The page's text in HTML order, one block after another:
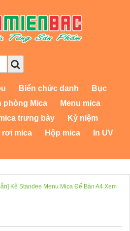
Biển chức danh
Bục
phòng Mica
Menu mica
trưng bày
Kỷ niệm
rơi mica Hộp mica
In UV
Kệ Standee Menu Mica Để Bàn A4 Xem